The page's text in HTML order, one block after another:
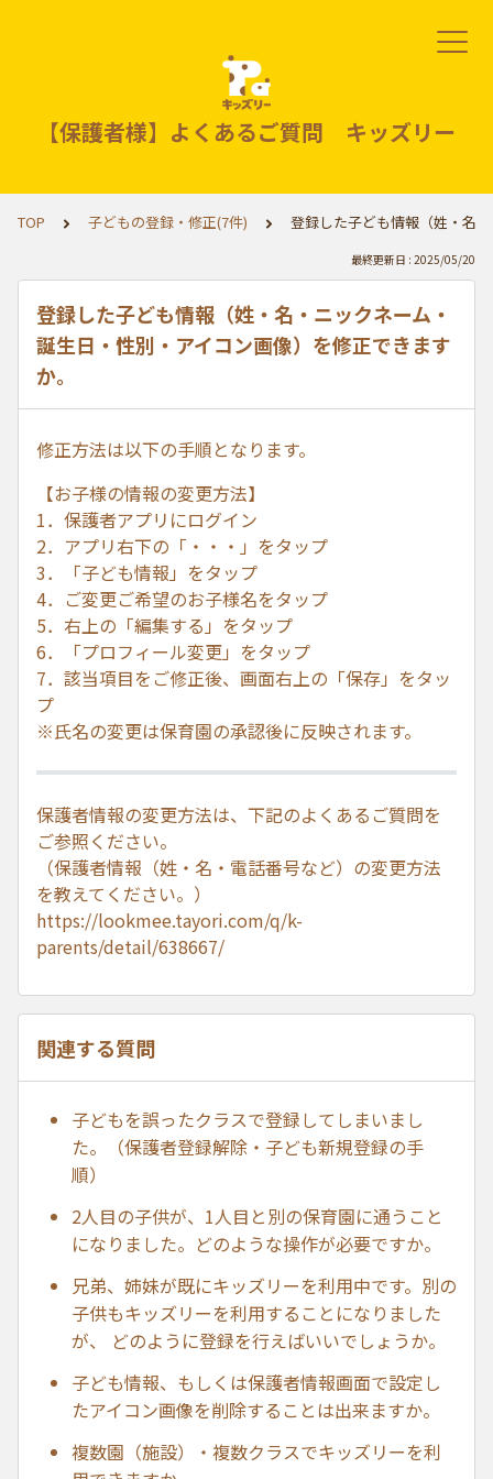
【保護者様】よくあるご質問 キッズリー
TOP 子どもの登録・修正(7件) 登録した子ども情報（姓・名
最終更新日 : 2025/05/20
登録した子ども情報（姓・名・ニックネーム・
誕生日・性別・アイコン画像）を修正できます
か。
修正方法は以下の手順となります。
【お子様の情報の変更方法】
1．保護者アプリにログイン
2．アプリ右下の「・・・」をタップ
3．「子ども情報」をタップ
4．ご変更ご希望のお子様名をタップ
5．右上の「編集する」をタップ
6．「プロフィール変更」をタップ
7．該当項目をご修正後、画面右上の「保存」をタッ
プ
※氏名の変更は保育園の承認後に反映されます。
保護者情報の変更方法は、下記のよくあるご質問を
ご参照ください。
（保護者情報（姓・名・電話番号など）の変更方法
を教えてください。）
https://lookmee.tayori.com/q/k-
parents/detail/638667/
関連する質問
子どもを誤ったクラスで登録してしまいまし
た。（保護者登録解除・子ども新規登録の手
順）
2人目の子供が、1人目と別の保育園に通うこと
になりました。どのような操作が必要ですか。
兄弟、姉妹が既にキッズリーを利用中です。別の
子供もキッズリーを利用することになりました
が、 どのように登録を行えばいいでしょうか。
子ども情報、もしくは保護者情報画面で設定し
たアイコン画像を削除することは出来ますか。
複数園（施設）・複数クラスでキッズリーを利